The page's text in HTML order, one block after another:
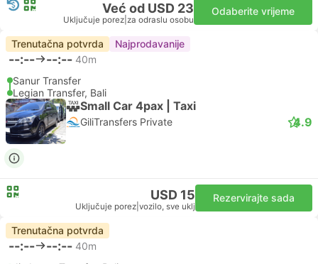
Već od USD 23
Uključuje porez za odraslu osobu
Odaberite vrijeme
Trenutačna potvrda Najprodavanije
--:-- --:-- 40m
Sanur Transfer
Legian Transfer, Bali
Small Car 4pax | Taxi
GiliTransfers Private 4.9
USD 15
Uključuje porez vozilo, sve uklj
Rezervirajte sada
Trenutačna potvrda
--:-- --:-- 40m